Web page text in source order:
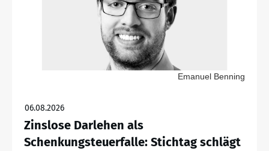
Emanuel Benning
06.08.2026
Zinslose Darlehen als
Schenkungsteuerfalle: Stichtag schlägt